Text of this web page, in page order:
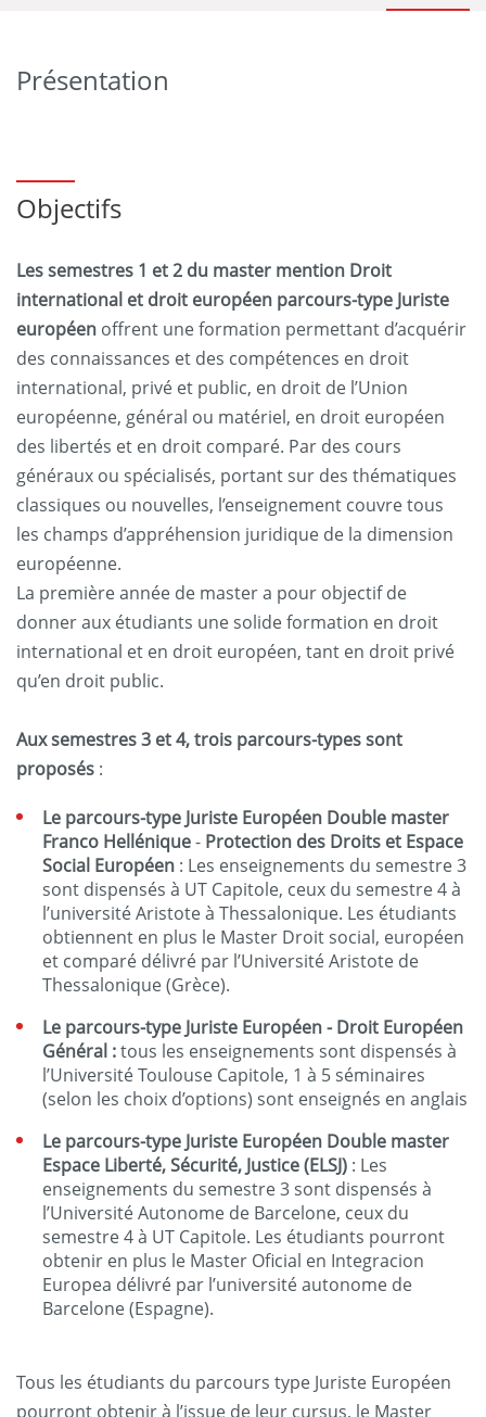
Présentation
Objectifs
Les semestres 1 et 2 du master mention Droit
international et droit européen parcours-type Juriste
européen offrent une formation permettant d’acquérir
des connaissances et des compétences en droit
international, privé et public, en droit de l’Union
européenne, général ou matériel, en droit européen
des libertés et en droit comparé. Par des cours
généraux ou spécialisés, portant sur des thématiques
classiques ou nouvelles, l’enseignement couvre tous
les champs d’appréhension juridique de la dimension
européenne.
La première année de master a pour objectif de
donner aux étudiants une solide formation en droit
international et en droit européen, tant en droit privé
qu’en droit public.
Aux semestres 3 et 4, trois parcours-types sont
proposés :
Le parcours-type Juriste Européen Double master
Franco Hellénique- Protection des Droits et Espace
Social Européen : Les enseignements du semestre 3
sont dispensés à UT Capitole, ceux du semestre 4 à
l’université Aristote à Thessalonique. Les étudiants
obtiennent en plus le Master Droit social, européen
et comparé délivré par l’Université Aristote de
Thessalonique (Grèce).
Le parcours-type Juriste Européen - Droit Européen
Général :tous les enseignements sont dispensés à
l’Université Toulouse Capitole, 1 à 5 séminaires
(selon les choix d’options) sont enseignés en anglais
Le parcours-type Juriste Européen Double master
Espace Liberté, Sécurité, Justice(ELSJ) : Les
enseignements du semestre 3 sont dispensés à
l’Université Autonome de Barcelone, ceux du
semestre 4 à UT Capitole. Les étudiants pourront
obtenir en plus le Master Oficial en Integracion
Europea délivré par l’université autonome de
Barcelone (Espagne).
Tous les étudiants du parcours type Juriste Européen
pourront obtenir à l’issue de leur cursus, le Master